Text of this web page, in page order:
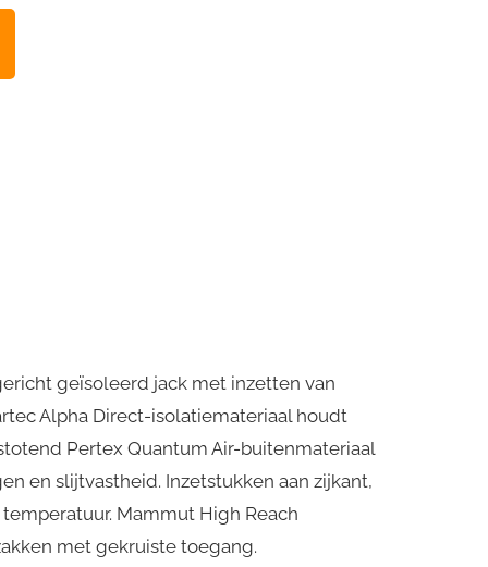
geïsoleerd jack met inzetten van
Alpha Direct-isolatiemateriaal houdt
Pertex Quantum Air-buitenmateriaal
en slijtvastheid. Inzetstukken aan zijkant,
Mammut High Reach
met gekruiste toegang.